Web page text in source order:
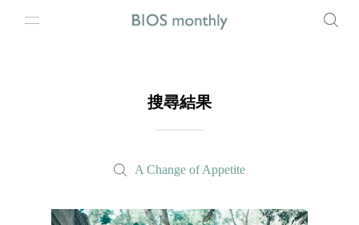
搜尋結果
A Change of Appetite